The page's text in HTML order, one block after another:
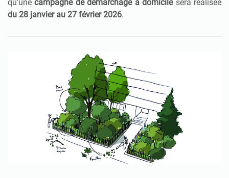
qu’unecampagne de démarchage à domicilesera réalisée
du 28 janvier au 27 février 2026.